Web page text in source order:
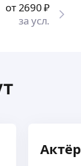
от 2690₽
за усл.